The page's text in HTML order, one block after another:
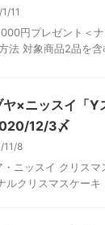
11
円プレゼント＜
法 対象商品2品を
ヤ×ニッスイ「Y
12/3〆
11/8
・ニッスイ クリス
ルクリスマスケー